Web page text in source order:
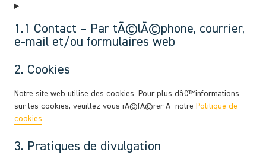
1.1 Contact – Par tÃ©lÃ©phone, courrier,
e-mail et/ou formulaires web
2. Cookies
Notre site web utilise des cookies. Pour plus dâ€™informations
sur les cookies, veuillez vous rÃ©fÃ©rer Ã notre Politique de
cookies.
3. Pratiques de divulgation